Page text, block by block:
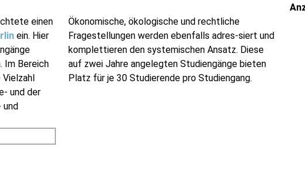
einen
ein. Hier
Im Bereich
und der
Ökonomische, ökologische und rechtliche
Fragestellungen werden ebenfalls adres-siert und
komplettieren den systemischen Ansatz. Diese
auf zwei Jahre angelegten Studiengänge bieten
Platz für je 30 Studierende pro Studiengang.